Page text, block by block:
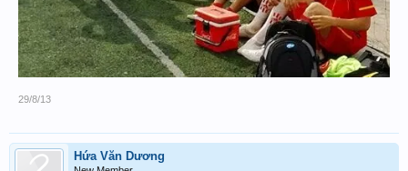
29/8/13
Hứa Văn Dương